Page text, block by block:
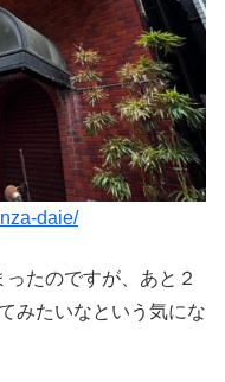
daie/
たのですが、あと２
みたいなという気にな